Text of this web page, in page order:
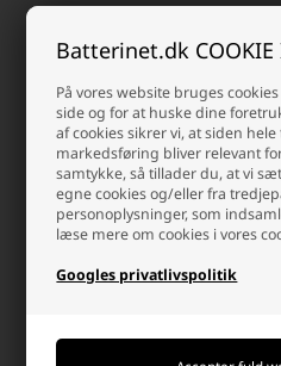
Batterinet.dk COOKIE
På vores website bruges
side og for at huske dine
af cookies sikrer vi, at siden
markedsføring bliver relevant
samtykke, så tillader du, at vi
egne cookies og/eller fra
personoplysninger, som
læse mere om cookies i vores
Googles privatlivspolitik
Krokodillenæb
239,00 DKK
Ikke på lager
+